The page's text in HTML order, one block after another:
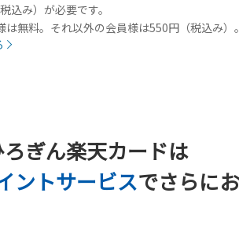
込み）が必要です。
無料。それ以外の会員様は550円（税込み）。
ろぎん楽天カードは
ントサービスでさらに